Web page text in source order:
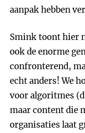
aanpak hebben
Smink toont hier
ook de enorme
confronterend,
echt anders! We
voor algoritmes
maar content die
organisaties laat